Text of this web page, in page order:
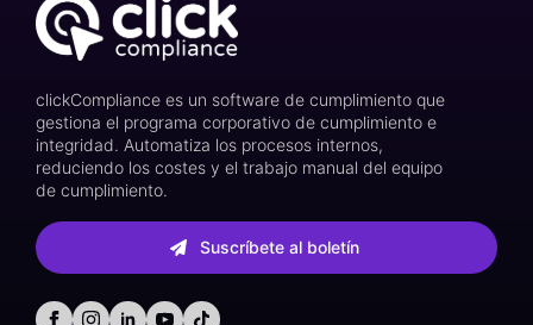
clickCompliance es un software de cumplimiento que
gestiona el programa corporativo de cumplimiento e
integridad. Automatiza los procesos internos,
reduciendo los costes y el trabajo manual del equipo
de cumplimiento.
Suscríbete al boletín